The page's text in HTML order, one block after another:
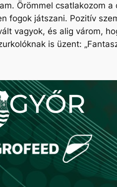
Örömmel csatlakozom a
fogok játszani. Pozitív
vagyok, és alig várom,
is üzent: „